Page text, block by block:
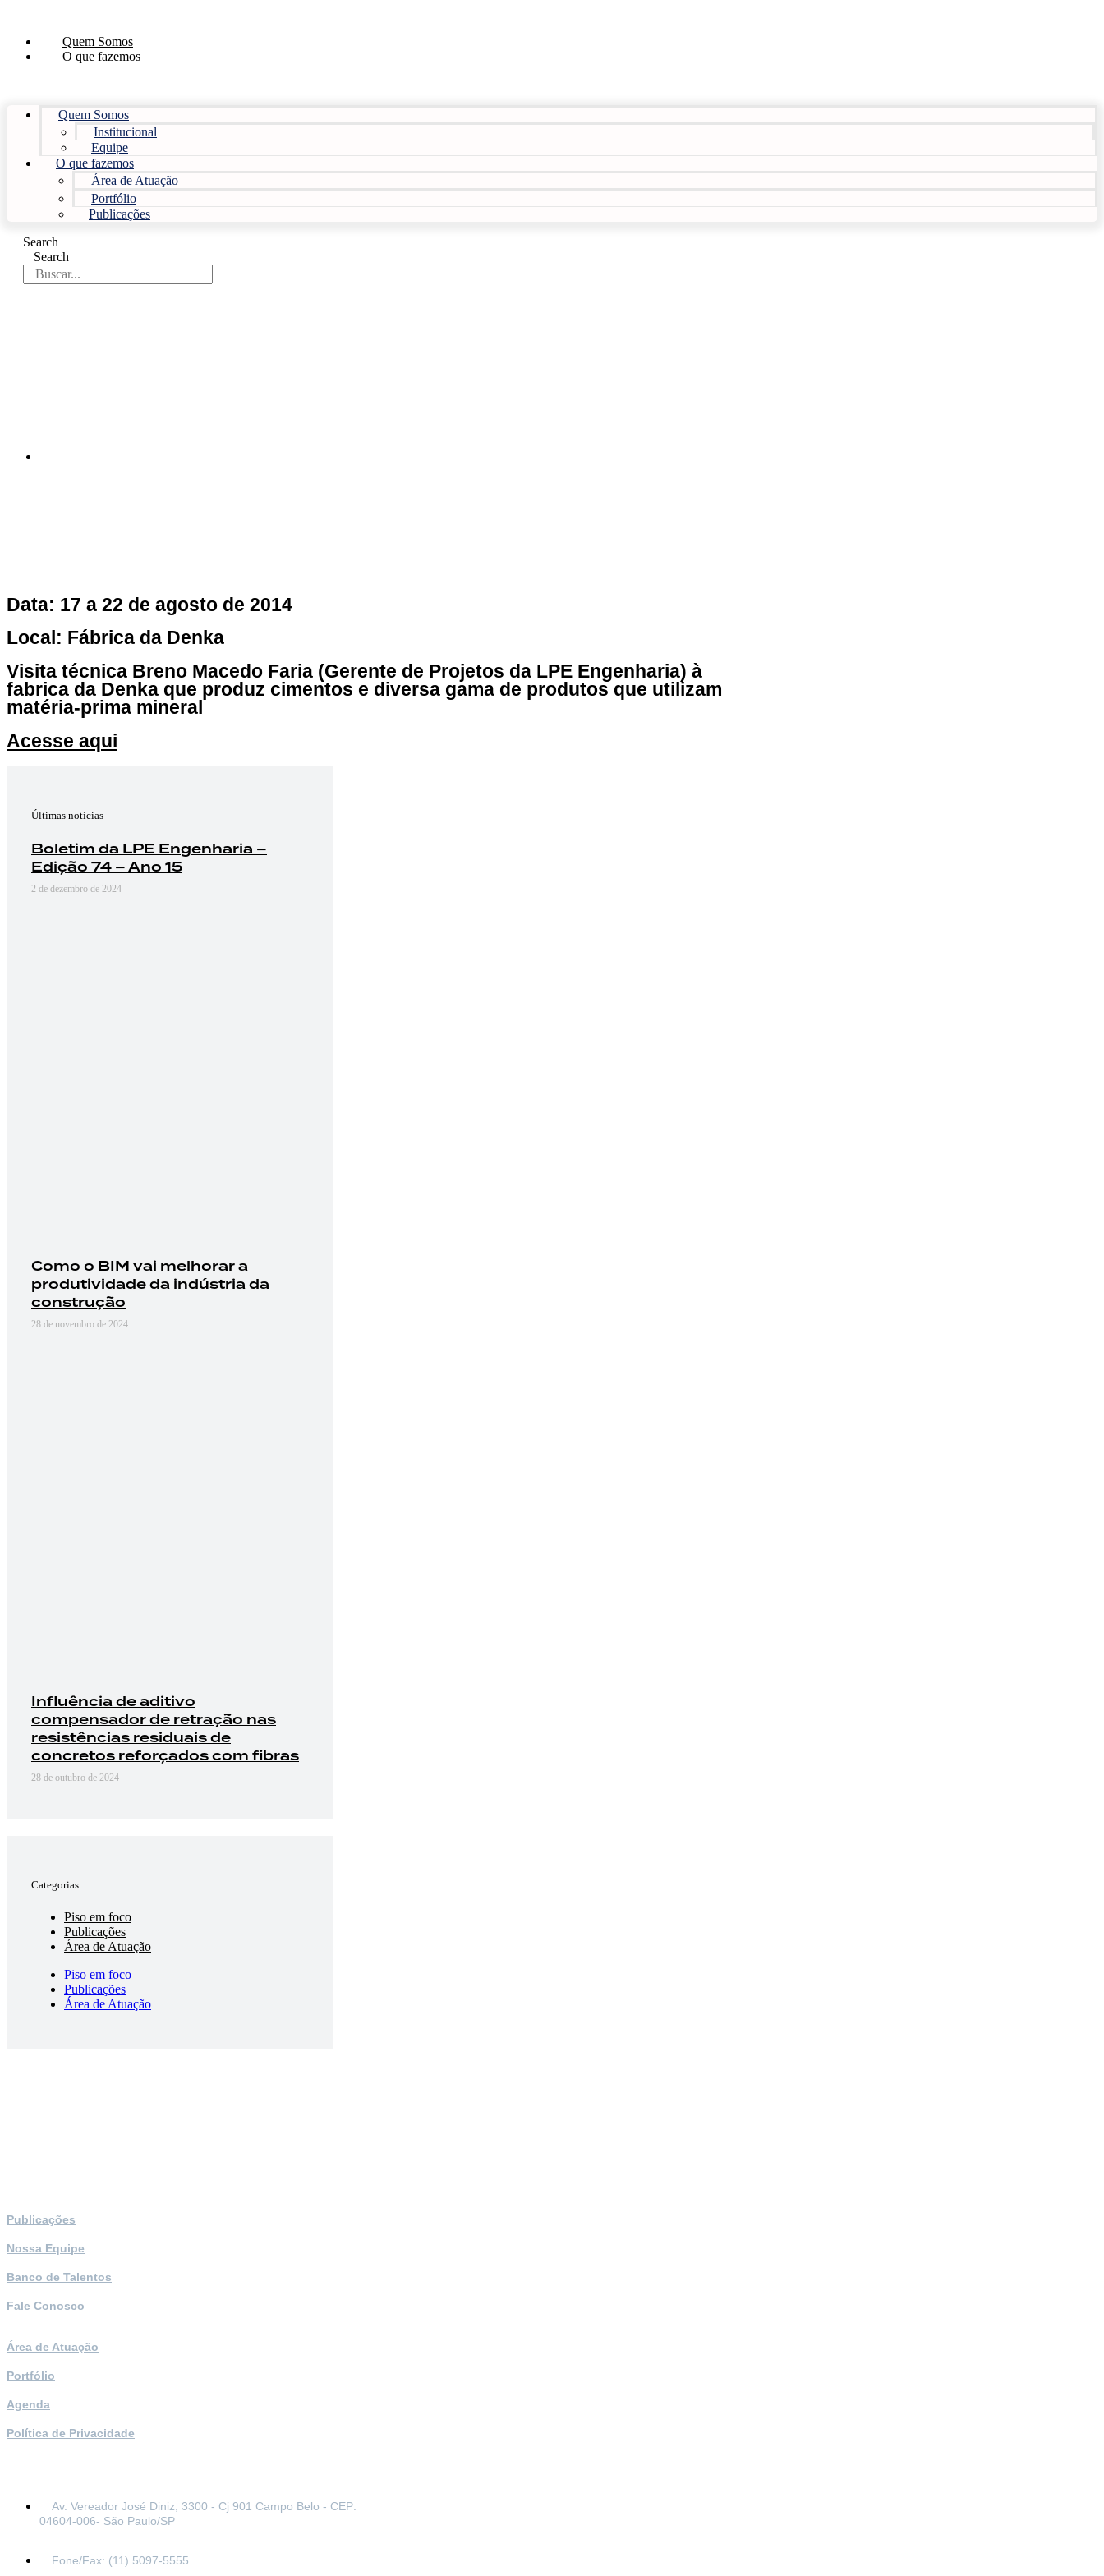
conteúdo
Quem Somos
O que fazemos
Quem Somos
Institucional
Equipe
O que fazemos
Área de Atuação
Portfólio
Publicações
Search
Search
Data: 17 a 22 de agosto de 2014
Local: Fábrica da Denka
Visita técnica Breno Macedo Faria (Gerente de Projetos da LPE Engenharia) à
fabrica da Denka que produz cimentos e diversa gama de produtos que utilizam
matéria-prima mineral
Acesse aqui
Últimas notícias
Boletim da LPE Engenharia –
Edição 74 – Ano 15
2 de dezembro de 2024
Como o BIM vai melhorar a
produtividade da indústria da
construção
28 de novembro de 2024
Influência de aditivo
compensador de retração nas
resistências residuais de
concretos reforçados com fibras
28 de outubro de 2024
Categorias
Piso em foco
Publicações
Área de Atuação
Piso em foco
Publicações
Área de Atuação
Publicações
Nossa Equipe
Banco de Talentos
Fale Conosco
Área de Atuação
Portfólio
Agenda
Política de Privacidade
Av. Vereador José Diniz, 3300 - Cj 901 Campo Belo - CEP:
04604-006- São Paulo/SP
Fone/Fax: (11) 5097-5555